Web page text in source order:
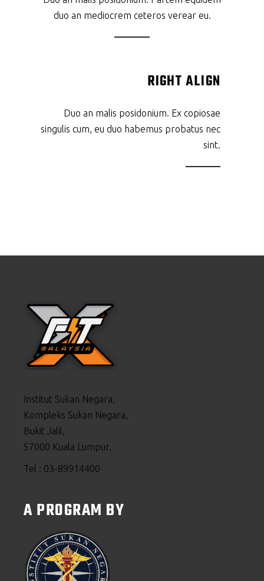
duo an mediocrem ceteros verear eu.
RIGHT ALIGN
Duo an malis posidonium. Ex copiosae
singulis cum, eu duo habemus probatus nec
sint.
Institut Sukan Negara,
Kompleks Sukan Negara,
Bukit Jalil,
57000 Kuala Lumpur.
Tel : 03-89914400
A PROGRAM BY